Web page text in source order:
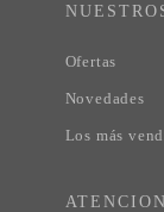
Ofertas
Novedades
Los más